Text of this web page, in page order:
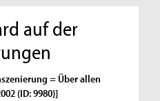
auf der
= Über allen
(ID: 9980)]